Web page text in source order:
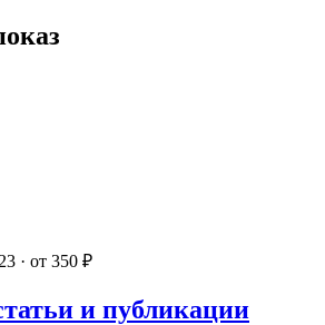
· от 350 ₽
и публикации